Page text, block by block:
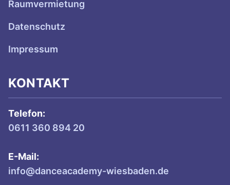
Raumvermietung
Datenschutz
Impressum
KONTAKT
Telefon:
0611 360 894 20
E-Mail:
info@danceacademy-wiesbaden.de